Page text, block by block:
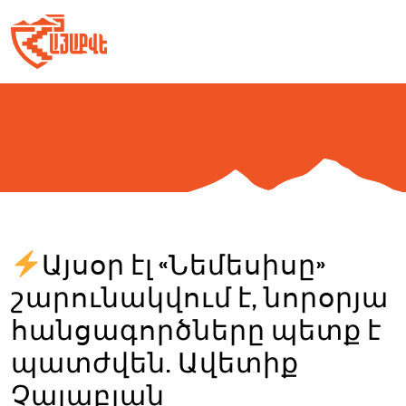
to
content
Այսօր էլ «Նեմեսիսը»
շարունակվում է, նորօրյա
հանցագործները պետք է
պատժվեն. Ավետիք
Չալաբյան